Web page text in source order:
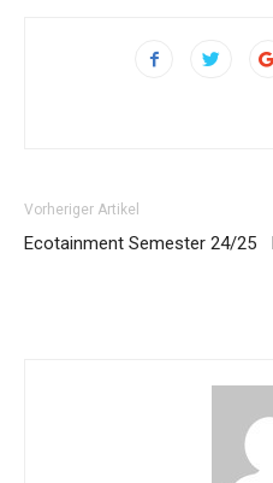
Vorheriger Artikel
Ecotainment Semester 24/25